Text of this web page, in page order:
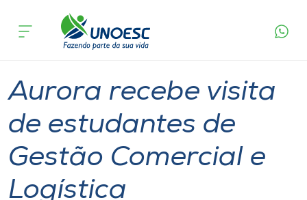
Cursos
Pesquisa
Atendimento ao Estudante
Portal de Ensino
acontece
Aurora recebe visita
de estudantes de
Gestão Comercial e
Logística